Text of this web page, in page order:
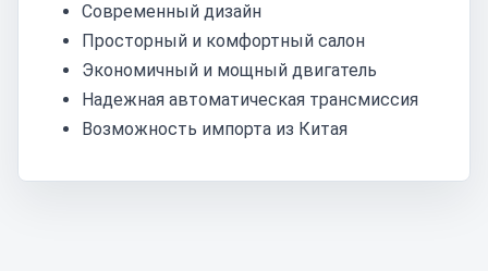
Современный дизайн
Просторный и комфортный салон
Экономичный и мощный двигатель
Надежная автоматическая трансмиссия
Возможность импорта из Китая